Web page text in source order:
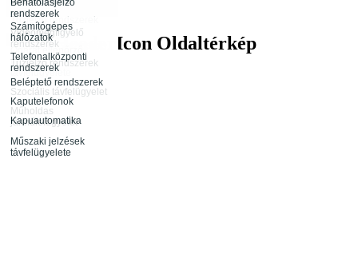
Rendészeti
tevékenység
Rendezvénybiztosítás
Tűzjelző rendszerek
távfelügyelete
Őrjárat ellenőrző
rendszerek
távfelügyelete
Szociális távfelügyelet
Műholdas
járműfelügyelet
Műszaki jelzések
távfelügyelete
Behatolásjelző
rendszerek
Videómegfigyelő
rendszerek
Tűzjelző rendszerek
Beléptető rendszerek
Kaputelefonok
Kapuautomatika
Infokommunikáció
Számítógépes
hálózatok
Telefonalközponti
rendszerek
Oldaltérkép